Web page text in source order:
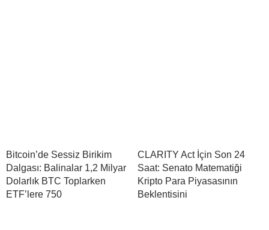
Bitcoin’de Sessiz Birikim
Dalgası: Balinalar 1,2 Milyar
Dolarlık BTC Toplarken
ETF’lere 750
CLARITY Act İçin Son 24
Saat: Senato Matematiği
Kripto Para Piyasasının
Beklentisini